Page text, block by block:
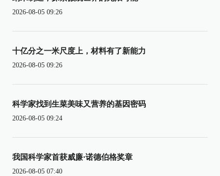
2026-08-05 09:26
十亿分之一米尺度上，材料有了新能力
2026-08-05 09:26
科学家找到生菜美味又营养的基因密码
2026-08-05 09:24
我国科学家首获威廉·诺德伯格奖章
2026-08-05 07:40